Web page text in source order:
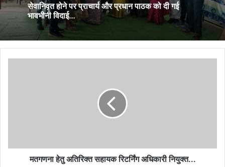
सेवानिवृत होने पर प्राचार्य और प्रधान पाठक को दी गई
भावभीनी विदाई…
मतगणना हेतु अतिरिक्त सहायक रिटर्निंग अधिकारी नियुक्त...